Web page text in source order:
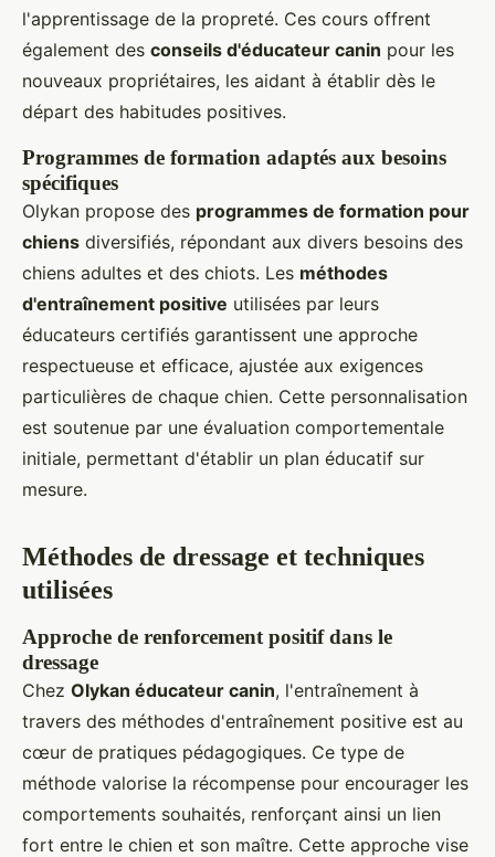
l'apprentissage de la propreté. Ces cours offrent
également des conseils d'éducateur canin pour les
nouveaux propriétaires, les aidant à établir dès le
départ des habitudes positives.
Programmes de formation adaptés aux besoins
spécifiques
Olykan propose des programmes de formation pour
chiens diversifiés, répondant aux divers besoins des
chiens adultes et des chiots. Les méthodes
d'entraînement positive utilisées par leurs
éducateurs certifiés garantissent une approche
respectueuse et efficace, ajustée aux exigences
particulières de chaque chien. Cette personnalisation
est soutenue par une évaluation comportementale
initiale, permettant d'établir un plan éducatif sur
mesure.
Méthodes de dressage et techniques
utilisées
Approche de renforcement positif dans le
dressage
Chez Olykan éducateur canin, l'entraînement à
travers des méthodes d'entraînement positive est au
cœur de pratiques pédagogiques. Ce type de
méthode valorise la récompense pour encourager les
comportements souhaités, renforçant ainsi un lien
fort entre le chien et son maître. Cette approche vise